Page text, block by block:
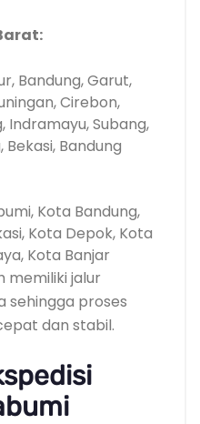
Bandung, Garut,
Cirebon,
Indramayu, Subang,
Bandung
Kota Bandung,
Kota Depok, Kota
Kota Banjar
memiliki jalur
sehingga proses
dan stabil.